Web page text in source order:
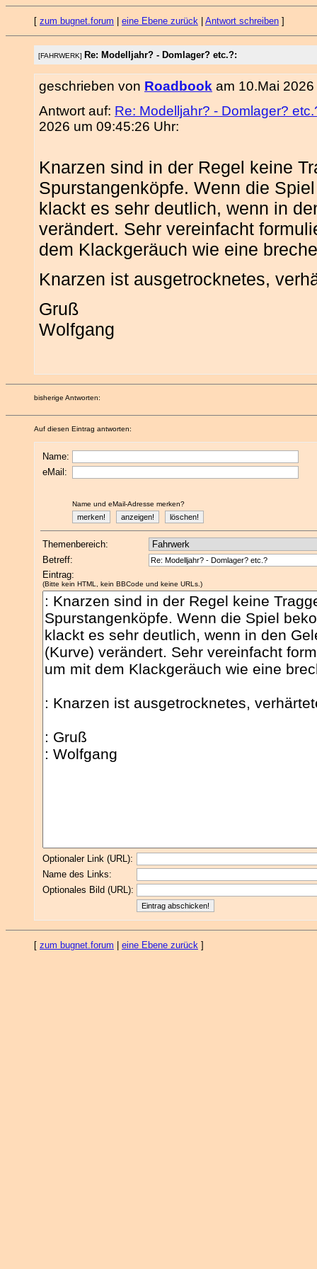
[ zum bugnet.forum eine Ebene zurück Antwort schreiben ]
[FAHRWERK] Re: Modelljahr? - Domlager? etc.?:
geschrieben von Roadbook am 10.Mai
Antwort auf: Re: Modelljahr? - Domlager?
2026 um 09:45:26 Uhr:
Knarzen sind in der Regel keine
Spurstangenköpfe. Wenn die
klackt es sehr deutlich, wenn in
verändert. Sehr vereinfacht
dem Klackgeräuch wie eine
Knarzen ist ausgetrocknetes,
Gruß
Wolfgang
bisherige Antworten:
Auf diesen Eintrag antworten:
Name:
eMail:
Name und eMail-Adresse merken?
Themenbereich:
Betreff:
Eintrag:
(Bitte kein HTML, kein BBCode und keine URLs.)
Optionaler Link (URL):
Name des Links:
Optionales Bild (URL):
[ zum bugnet.forum eine Ebene zurück ]